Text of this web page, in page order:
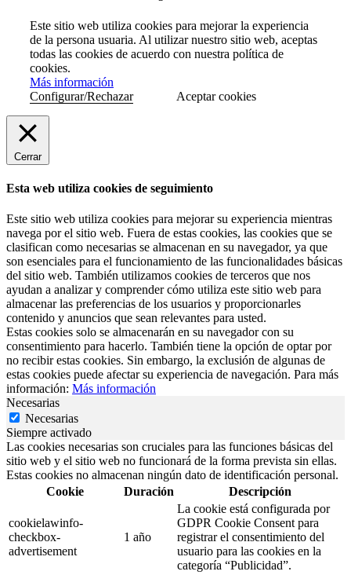
Este sitio web utiliza cookies para mejorar la experiencia
de la persona usuaria. Al utilizar nuestro sitio web, aceptas
todas las cookies de acuerdo con nuestra política de
cookies.
Más información
Configurar/Rechazar
Aceptar cookies
Cerrar
Esta web utiliza cookies de seguimiento
Este sitio web utiliza cookies para mejorar su experiencia mientras
navega por el sitio web. Fuera de estas cookies, las cookies que se
clasifican como necesarias se almacenan en su navegador, ya que
son esenciales para el funcionamiento de las funcionalidades básicas
del sitio web. También utilizamos cookies de terceros que nos
ayudan a analizar y comprender cómo utiliza este sitio web para
almacenar las preferencias de los usuarios y proporcionarles
contenido y anuncios que sean relevantes para usted.
Estas cookies solo se almacenarán en su navegador con su
consentimiento para hacerlo. También tiene la opción de optar por
no recibir estas cookies. Sin embargo, la exclusión de algunas de
estas cookies puede afectar su experiencia de navegación. Para más
información: Más información
Necesarias
Necesarias
Siempre activado
Las cookies necesarias son cruciales para las funciones básicas del
sitio web y el sitio web no funcionará de la forma prevista sin ellas.
Estas cookies no almacenan ningún dato de identificación personal.
Cookie
Duración Descripción
cookielawinfo-
checkbox-
advertisement
1 año
La cookie está configurada por
GDPR Cookie Consent para
registrar el consentimiento del
usuario para las cookies en la
categoría “Publicidad”.